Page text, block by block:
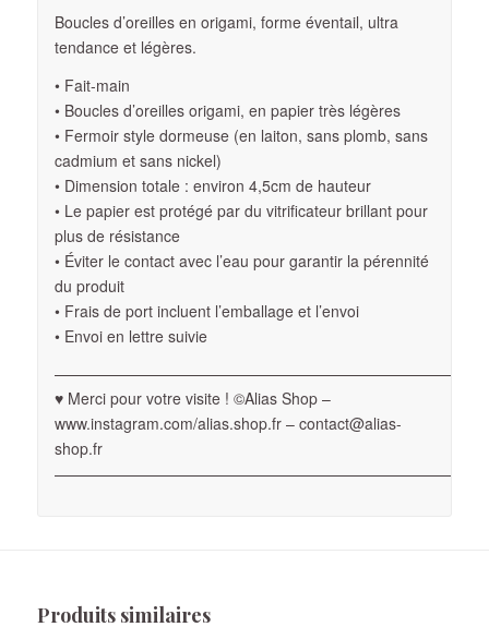
Boucles d’oreilles en origami, forme éventail, ultra
tendance et légères.
• Fait-main
• Boucles d’oreilles origami, en papier très légères
• Fermoir style dormeuse (en laiton, sans plomb, sans
cadmium et sans nickel)
• Dimension totale : environ 4,5cm de hauteur
• Le papier est protégé par du vitrificateur brillant pour
plus de résistance
• Éviter le contact avec l’eau pour garantir la pérennité
du produit
• Frais de port incluent l’emballage et l’envoi
• Envoi en lettre suivie
♥ Merci pour votre visite ! ©Alias Shop –
www.instagram.com/alias.shop.fr – contact@alias-
shop.fr
Produits similaires